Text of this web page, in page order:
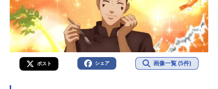
ポスト シェア 画像一覧 (5件)